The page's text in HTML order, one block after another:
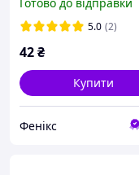
5.0 (2)
42₴
Купити
Фенікс